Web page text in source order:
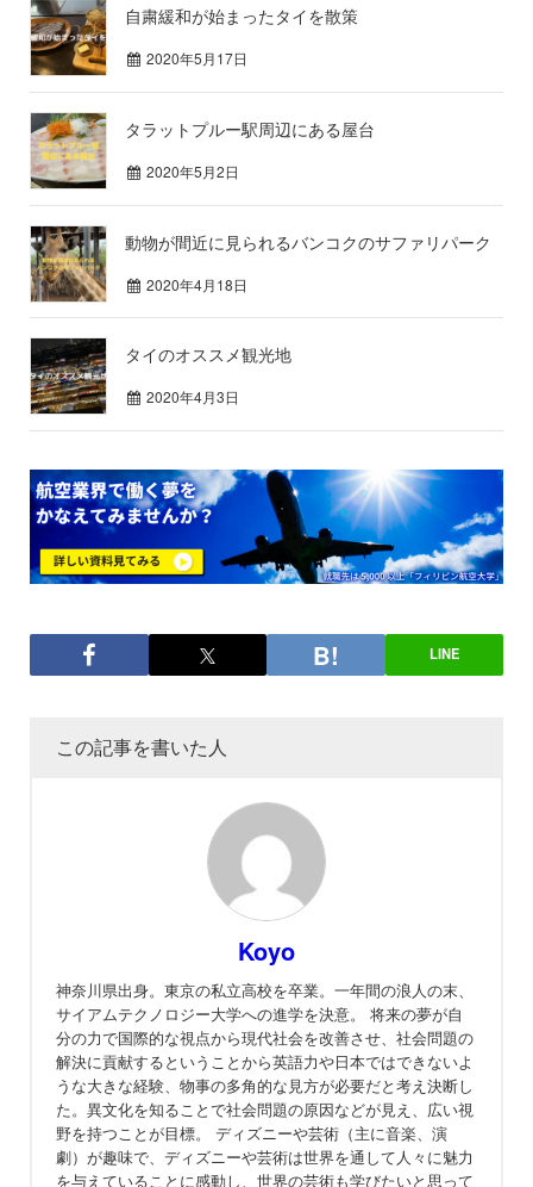
自粛緩和が始まったタイを散策
2020年5月17日
タラットプルー駅周辺にある屋台
2020年5月2日
動物が間近に見られるバンコクのサファリパーク
2020年4月18日
タイのオススメ観光地
2020年4月3日
LINE
この記事を書いた人
Koyo
神奈川県出身。東京の私立高校を卒業。一年間の浪人の末、
サイアムテクノロジー大学への進学を決意。 将来の夢が自
分の力で国際的な視点から現代社会を改善させ、社会問題の
解決に貢献するということから英語力や日本ではできないよ
うな大きな経験、物事の多角的な見方が必要だと考え決断し
た。異文化を知ることで社会問題の原因などが見え、広い視
野を持つことが目標。 ディズニーや芸術（主に音楽、演
劇）が趣味で、ディズニーや芸術は世界を通して人々に魅力
を与えていることに感動し、世界の芸術も学びたいと思って